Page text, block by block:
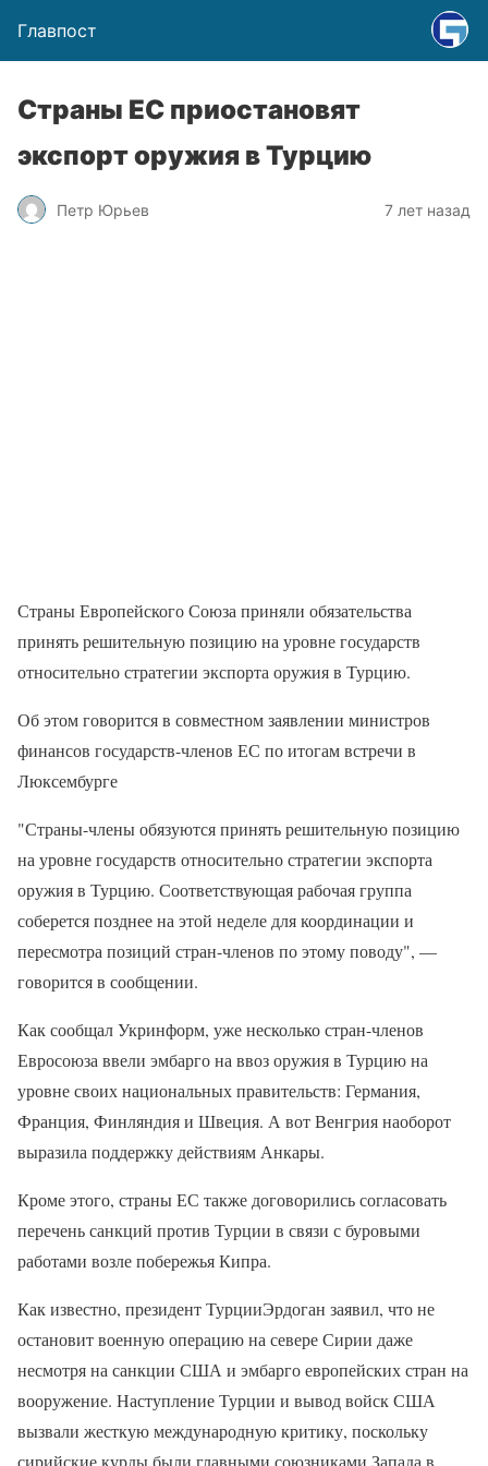
Главпост
Страны ЕС приостановят
экспорт оружия в Турцию
Петр Юрьев 7 лет назад
Страны Европейского Союза приняли обязательства
принять решительную позицию на уровне государств
относительно стратегии экспорта оружия в Турцию.
Об этом говорится в совместном заявлении министров
финансов государств-членов ЕС по итогам встречи в
Люксембурге
"Страны-члены обязуются принять решительную позицию
на уровне государств относительно стратегии экспорта
оружия в Турцию. Соответствующая рабочая группа
соберется позднее на этой неделе для координации и
пересмотра позиций стран-членов по этому поводу", —
говорится в сообщении.
Как сообщал Укринформ, уже несколько стран-членов
Евросоюза ввели эмбарго на ввоз оружия в Турцию на
уровне своих национальных правительств: Германия,
Франция, Финляндия и Швеция. А вот Венгрия наоборот
выразила поддержку действиям Анкары.
Кроме этого, страны ЕС также договорились согласовать
перечень санкций против Турции в связи с буровыми
работами возле побережья Кипра.
Как известно, президент ТурцииЭрдоган заявил, что не
остановит военную операцию на севере Сирии даже
несмотря на санкции США и эмбарго европейских стран на
вооружение. Наступление Турции и вывод войск США
вызвали жесткую международную критику, поскольку
сирийские курды были главными союзниками Запада в